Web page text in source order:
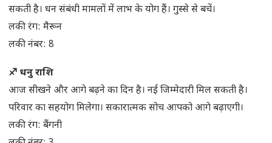
सकती है। धन संबंधी मामलों में लाभ के योग हैं। गुस्से से बचें।
लकी रंग: मैरून
लकी नंबर: 8
♐ धनु राशि
आज सीखने और आगे बढ़ने का दिन है। नई जिम्मेदारी मिल सकती है।
परिवार का सहयोग मिलेगा। सकारात्मक सोच आपको आगे बढ़ाएगी।
लकी रंग: बैंगनी